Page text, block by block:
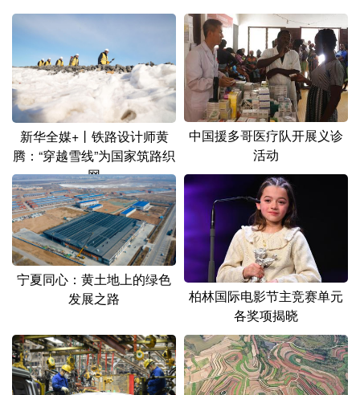
北京 河北 山西
辽宁 上海 江苏
浙江 安徽 福建 江西
山东 河南 湖北 湖南
广东 广西
四川 贵州
陕西 甘肃 青海 宁夏
新疆 内蒙古 黑龙江
English Español Français عربى
Русский язык 日本語 한국어
新华全媒+丨铁路设计师黄
腾：“穿越雪线”为国家筑路织
网
中国援多哥医疗队开展义诊
活动
宁夏同心：黄土地上的绿色
发展之路
柏林国际电影节主竞赛单元
各奖项揭晓